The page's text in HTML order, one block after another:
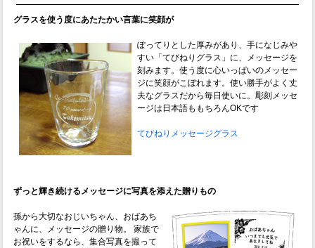
グラスを使う度にあたたかい言葉に笑顔が
ぽってりとした厚みがあり、手になじみや
すい「てびねりグラス」に、メッセージを
刻みます。使う度に心いっぱいのメッセー
ジに笑顔がこぼれます。使い勝手がよく丈
夫なグラスだから毎日使いに。彫刻メッセ
ージは日本語ももちろんOKです
てびねりメッセージグラス
ずっと輝き続けるメッセージに写真を添えた贈りもの
孫から大切なおじいちゃん、おばあち
ゃんに、メッセージの贈り物。 家族で
お祝いをするなら、集合写真を撮って